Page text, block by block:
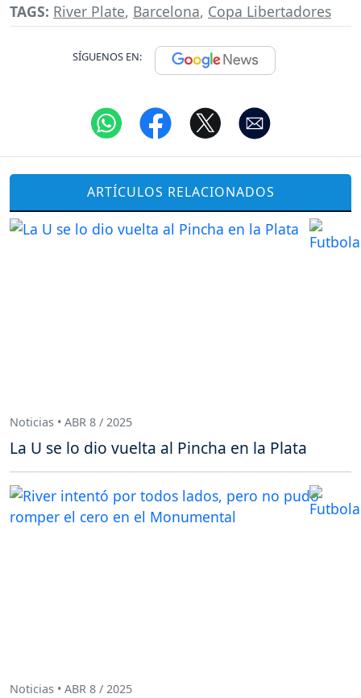
TAGS: River Plate, Barcelona, Copa Libertadores
SÍGUENOS EN:
ARTÍCULOS RELACIONADOS
Noticias • ABR 8 / 2025
La U se lo dio vuelta al Pincha en la Plata
Noticias • ABR 8 / 2025